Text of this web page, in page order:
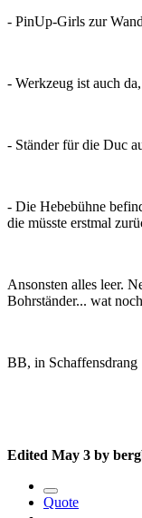
- PinUp-Girls zur
- Werkzeug ist auch
- Ständer für die Duc
- Die Hebebühne
die müsste erstmal
Ansonsten alles leer.
Bohrständer... wat
BB, in Schaffensdrang
Edited May 3 by
Quote